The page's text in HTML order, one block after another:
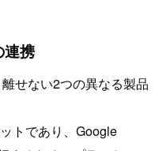
携
せない2つの異なる製品
トであり、Google